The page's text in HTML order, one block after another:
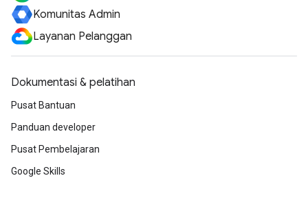
Komunitas Admin
Layanan Pelanggan
Dokumentasi & pelatihan
Pusat Bantuan
Panduan developer
Pusat Pembelajaran
Google Skills